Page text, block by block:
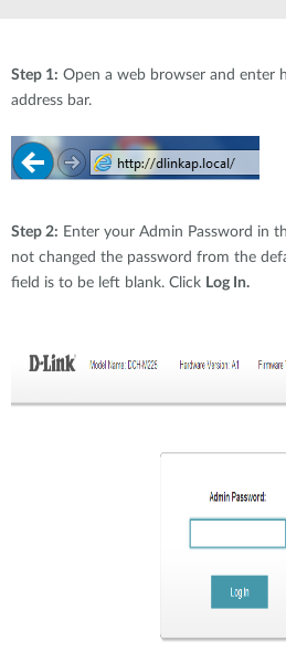
Step 1: Open a web browser and enter
address bar.
Step 2: Enter your Admin Password in
not changed the password from the
field is to be left blank. Click Log In.